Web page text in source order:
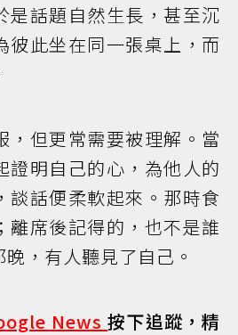
是話題自然生長，甚至沉
彼此坐在同一張桌上，而
，但更常需要被理解。當
證明自己的心，為他人的
談話便柔軟起來。那時食
離席後記得的，也不是誰
，有人聽見了自己。
News按下追蹤，精